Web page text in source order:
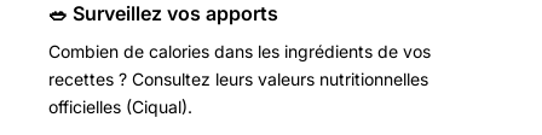
🥗 Surveillez vos apports
Combien de calories dans les ingrédients de vos
recettes ? Consultez leurs valeurs nutritionnelles
officielles (Ciqual).